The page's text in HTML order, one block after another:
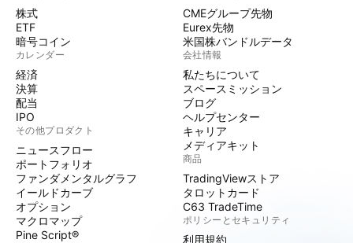
株式
ETF
暗号コイン
カレンダー
経済
決算
配当
IPO
その他プロダクト
ニュースフロー
ポートフォリオ
ファンダメンタルグラフ
イールドカーブ
オプション
マクロマップ
Pine Script®
CMEグループ先物
Eurex先物
米国株バンドルデータ
会社情報
私たちについて
スペースミッション
ブログ
ヘルプセンター
キャリア
メディアキット
商品
TradingViewストア
タロットカード
C63 TradeTime
ポリシーとセキュリティ
利用規約